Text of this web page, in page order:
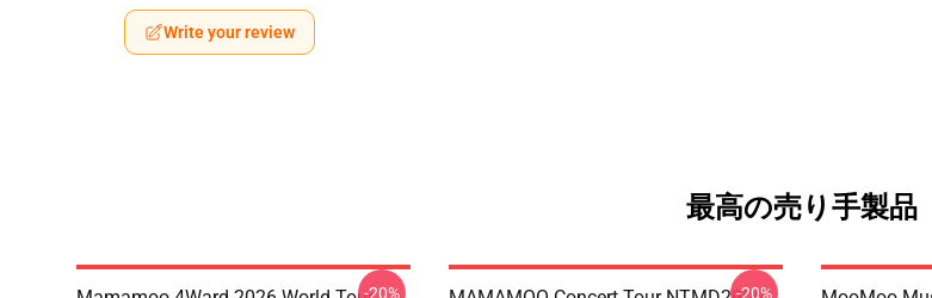
Write your review
最高の売り手製品
-20% -20%